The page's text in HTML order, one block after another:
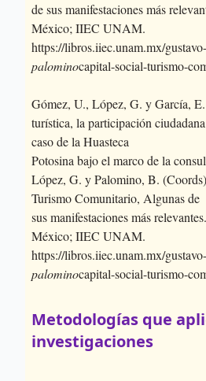
de sus manifestaciones más
México; IIEC UNAM.
https://libros.iiec.unam.mx/
palominocapital-social-turismo-
Gómez, U., López, G. y García,
turística, la participación
caso de la Huasteca
Potosina bajo el marco de la
López, G. y Palomino, B.
Turismo Comunitario, Algunas de
sus manifestaciones más
México; IIEC UNAM.
https://libros.iiec.unam.mx/
palominocapital-social-turismo-
Metodologías que
investigaciones